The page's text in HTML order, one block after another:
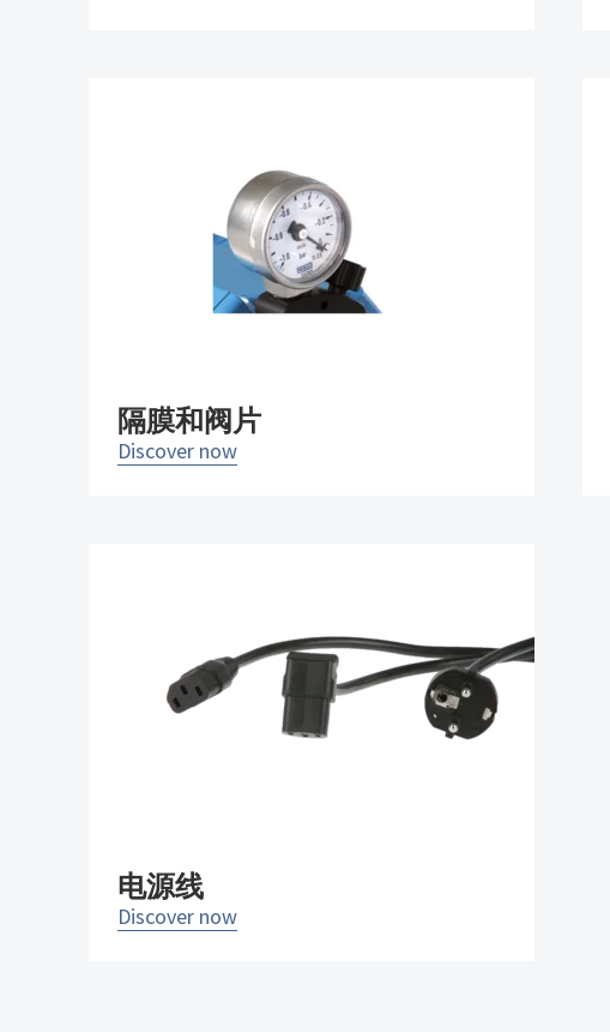
隔膜和阀片
Discover now
电源线
Discover now